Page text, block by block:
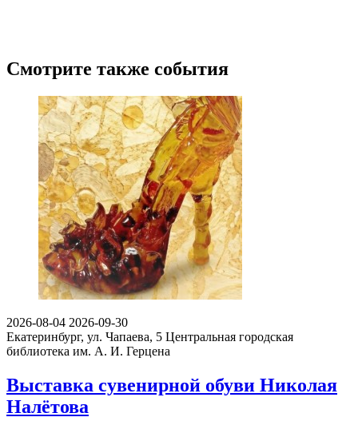
Смотрите также события
2026-08-04 2026-09-30
Екатеринбург, ул. Чапаева, 5 Центральная городская
библиотека им. А. И. Герцена
Выставка сувенирной обуви Николая
Налётова